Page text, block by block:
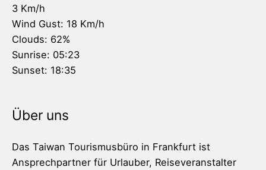
3 Km/h
Wind Gust: 18 Km/h
Clouds: 62%
Sunrise: 05:23
Sunset: 18:35
Über uns
Das Taiwan Tourismusbüro in Frankfurt ist
Ansprechpartner für Urlauber, Reiseveranstalter